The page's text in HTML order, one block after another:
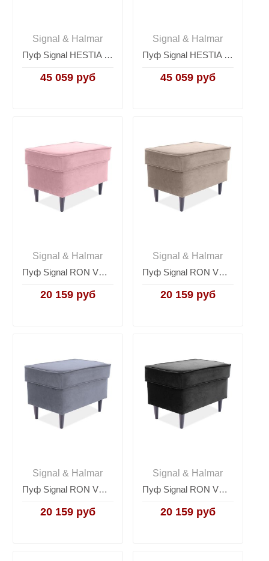
Signal & Halmar
Пуф Signal HESTIA VELVET (серый/серебряный)
45 059 руб
Signal & Halmar
Пуф Signal HESTIA VELVET (черный/серебряный)
45 059 руб
Signal & Halmar
Пуф Signal RON VELVET (античный розовый/венге)
20 159 руб
Signal & Halmar
Пуф Signal RON VELVET (бежевый/венге)
20 159 руб
Signal & Halmar
Пуф Signal RON VELVET (серый/венге)
20 159 руб
Signal & Halmar
Пуф Signal RON VELVET (черный/венге)
20 159 руб